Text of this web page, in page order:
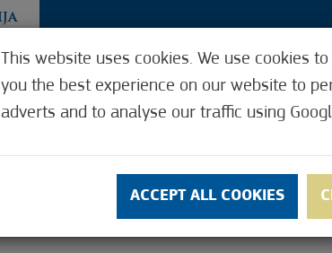
KARTU
This website uses cookies. We use cookies
you the best experience on our website to
adverts and to analyse our traffic using
ACCEPT ALL COOKIES